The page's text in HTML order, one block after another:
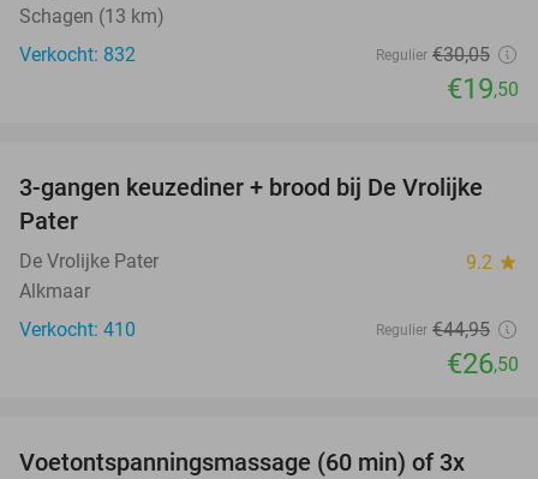
Schagen (13 km)
Verkocht: 832
Regulier €30,05
€19,50
41%
3-gangen keuzediner + brood bij De Vrolijke
Pater
De Vrolijke Pater 9.2 star
Alkmaar
Verkocht: 410
Regulier €44,95
€26,50
Voetontspanningsmassage (60 min) of 3x